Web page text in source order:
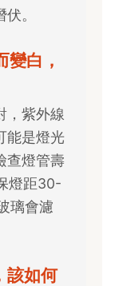
。
白，
，紫外線
能是燈光
查燈管壽
燈距30-
璃會濾
該如何